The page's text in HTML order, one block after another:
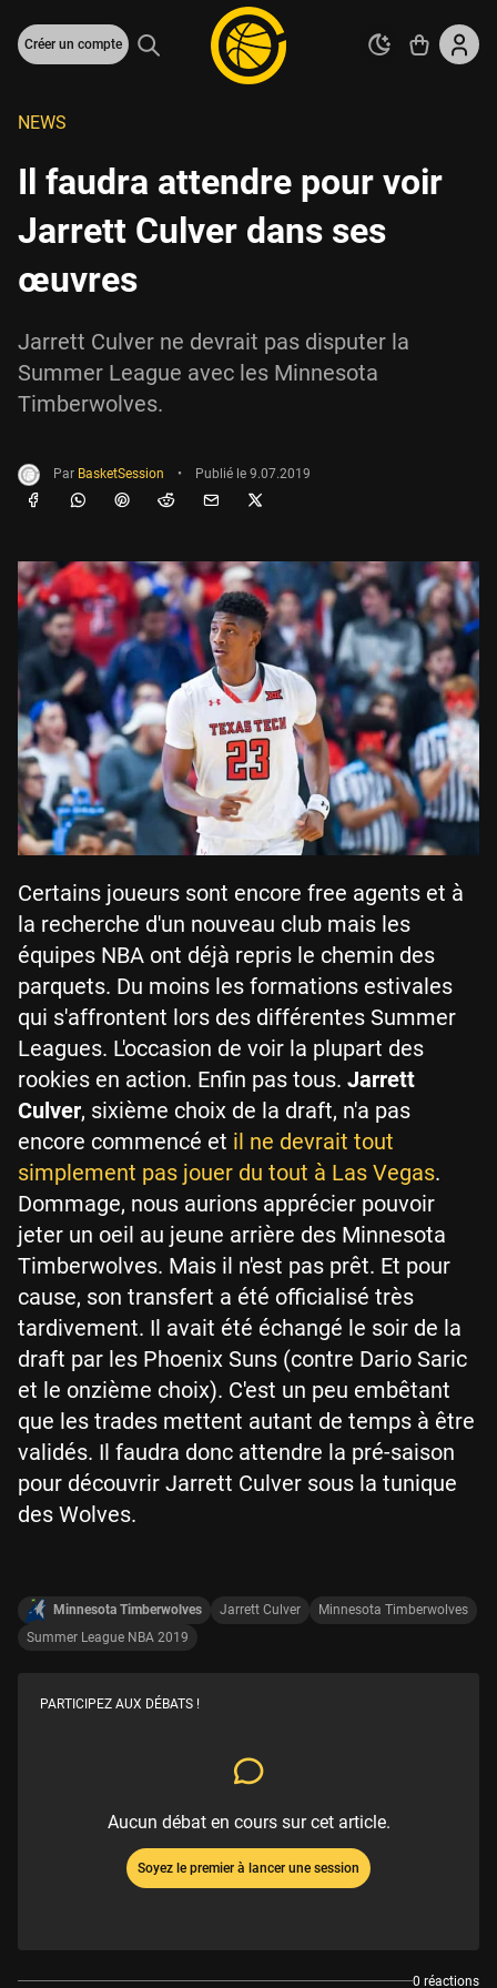
Créer un compte
NEWS
Il faudra attendre pour voir
Jarrett Culver dans ses
œuvres
Jarrett Culver ne devrait pas disputer la
Summer League avec les Minnesota
Timberwolves.
Par BasketSession • Publié le 9.07.2019
Certains joueurs sont encore free agents et à
la recherche d'un nouveau club mais les
équipes NBA ont déjà repris le chemin des
parquets. Du moins les formations estivales
qui s'affrontent lors des différentes Summer
Leagues. L'occasion de voir la plupart des
rookies en action. Enfin pas tous. Jarrett
Culver, sixième choix de la draft, n'a pas
encore commencé et il ne devrait tout
simplement pas jouer du tout à Las Vegas.
Dommage, nous aurions apprécier pouvoir
jeter un oeil au jeune arrière des Minnesota
Timberwolves. Mais il n'est pas prêt. Et pour
cause, son transfert a été officialisé très
tardivement. Il avait été échangé le soir de la
draft par les Phoenix Suns (contre Dario Saric
et le onzième choix). C'est un peu embêtant
que les trades mettent autant de temps à être
validés. Il faudra donc attendre la pré-saison
pour découvrir Jarrett Culver sous la tunique
des Wolves.
Minnesota Timberwolves Jarrett Culver
Minnesota Timberwolves
Summer League NBA 2019
PARTICIPEZ AUX DÉBATS !
Aucun débat en cours sur cet article.
Soyez le premier à lancer une session
0 réactions